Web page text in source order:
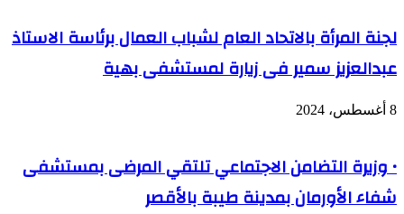
لجنة المرأة بالاتحاد العام لشباب العمال برئاسة الاستاذ
عبدالعزيز سمير فى زيارة لمستشفى بهية
8 أغسطس، 2024
• وزيرة التضامن الاجتماعي تلتقي المرضى بمستشفى
شفاء الأورمان بمدينة طيبة بالأقصر